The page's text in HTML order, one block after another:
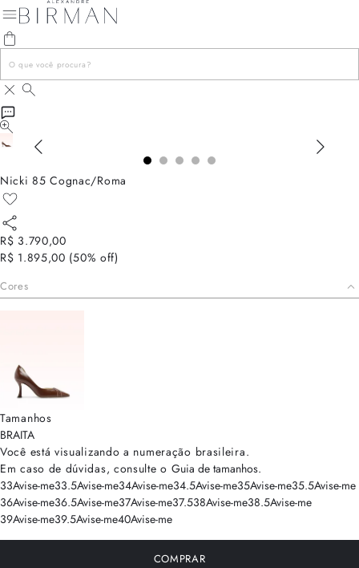
Nicki 85 Cognac/Roma
R$ 3.790,00
R$ 1.895,00 (50% off)
Cores
Tamanhos
BRAITA
Você está visualizando a numeração brasileira.
Em caso de dúvidas, consulte o Guia de tamanhos.
33Avise-me33.5Avise-me34Avise-me34.5Avise-me35Avise-me35.5Avise-me
36Avise-me36.5Avise-me37Avise-me37.538Avise-me38.5Avise-me
39Avise-me39.5Avise-me40Avise-me
COMPRAR